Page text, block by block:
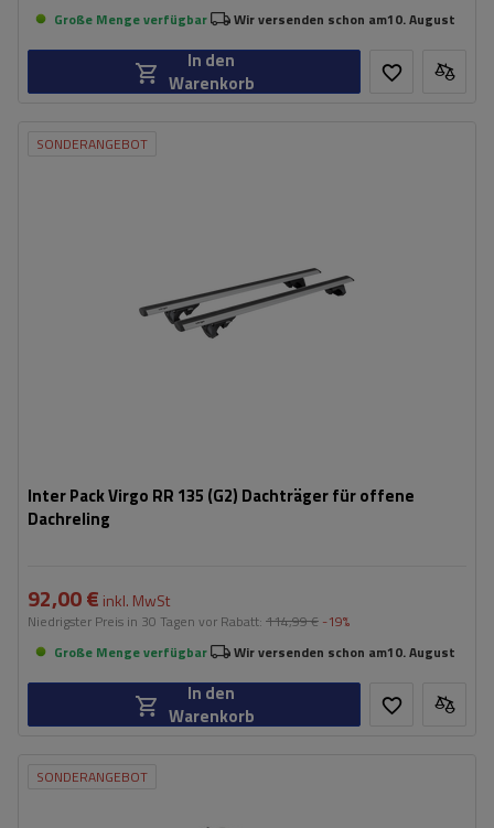
Große Menge verfügbar
Wir versenden schon am10. August
In den
Warenkorb
SONDERANGEBOT
Inter Pack Virgo RR 135 (G2) Dachträger für offene
Dachreling
92,00 € inkl. MwSt
Niedrigster Preis in 30 Tagen vor Rabatt: 114,99 € -19%
Große Menge verfügbar
Wir versenden schon am10. August
In den
Warenkorb
SONDERANGEBOT